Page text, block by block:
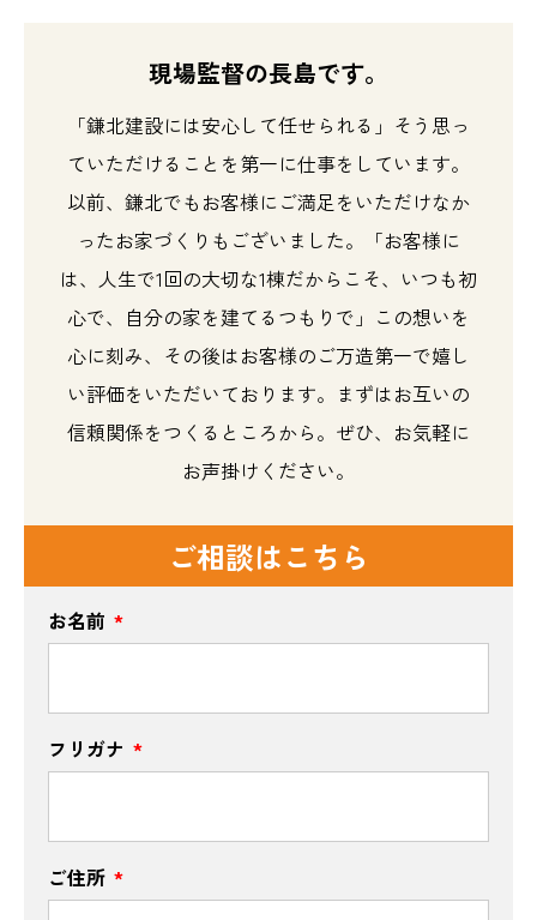
現場監督の長島です。
「鎌北建設には安心して任せられる」そう思っ
ていただけることを第一に仕事をしています。
以前、鎌北でもお客様にご満足をいただけなか
ったお家づくりもございました。「お客様に
は、人生で1回の大切な1棟だからこそ、いつも初
心で、自分の家を建てるつもりで」この想いを
心に刻み、その後はお客様のご万造第一で嬉し
い評価をいただいております。まずはお互いの
信頼関係をつくるところから。ぜひ、お気軽に
お声掛けください。
ご相談はこちら
お名前
フリガナ
ご住所